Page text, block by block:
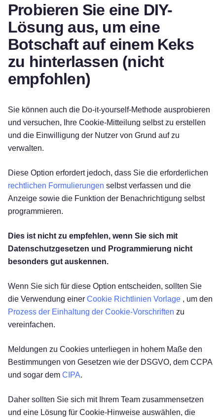
Probieren Sie eine DIY-
Lösung aus, um eine
Botschaft auf einem Keks
zu hinterlassen (nicht
empfohlen)
Sie können auch die Do-it-yourself-Methode ausprobieren
und versuchen, Ihre Cookie-Mitteilung selbst zu erstellen
und die Einwilligung der Nutzer von Grund auf zu
verwalten.
Diese Option erfordert jedoch, dass Sie die erforderlichen
rechtlichen Formulierungen selbst verfassen und die
Anzeige sowie die Funktion der Benachrichtigung selbst
programmieren.
Dies ist nicht zu empfehlen, wenn Sie sich mit
Datenschutzgesetzen und Programmierung nicht
besonders gut auskennen.
Wenn Sie sich für diese Option entscheiden, sollten Sie
die Verwendung einer Cookie Richtlinien Vorlage , um den
Prozess der Einhaltung der Cookie-Vorschriften zu
vereinfachen.
Meldungen zu Cookies unterliegen in hohem Maße den
Bestimmungen von Gesetzen wie der DSGVO, dem CCPA
und sogar dem CIPA.
Daher sollten Sie sich mit Ihrem Team zusammensetzen
und eine Lösung für Cookie-Hinweise auswählen, die